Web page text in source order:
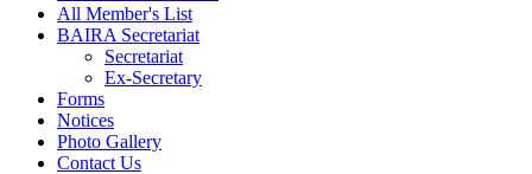
All Member's List
BAIRA Secretariat
Secretariat
Ex-Secretary
Forms
Notices
Photo Gallery
Contact Us